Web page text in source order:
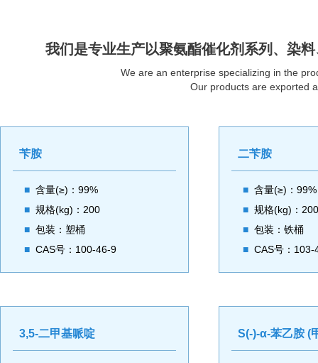
我们是专业生产以聚氨酯催化剂系列、染
We are an enterprise specializing in the
Our products are exported
苄胺
■ 含量(≥)：99%
■ 规格(kg)：200
■ 包装：塑桶
■ CAS号：100-46-9
二苄胺
■ 含量(≥)：99%
■ 规格(kg)：200
■ 包装：铁桶
■ CAS号：103-
3,5-二甲基哌啶 S(-)-α-苯乙胺 (